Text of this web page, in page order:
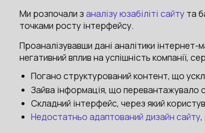
Ми розпочали з аналізу юзабіліті сайтута
точками росту інтерфейсу.
Проаналізувавши дані аналітики інтернет-
негативний вплив на успішність компанії,
Погано структурований контент, що
Зайва інформація, що перевантажувало
Складний інтерфейс, через який
Недостатньо адаптований дизайн сайту,